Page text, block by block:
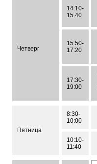
Четверг
14:10-
15:40
15:50-
17:20
17:30-
19:00
Пятница
8:30-
10:00
10:10-
11:40